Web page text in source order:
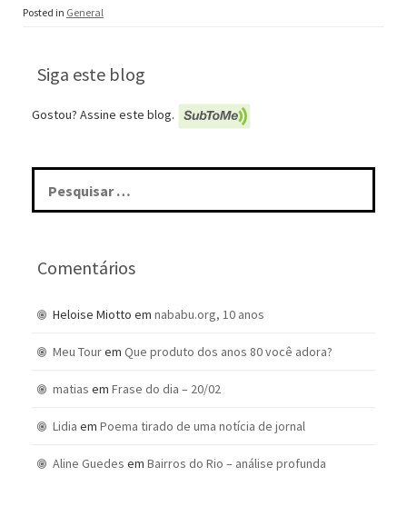
Posted in General
Siga este blog
Gostou? Assine este blog.
Pesquisar
por:
Comentários
Heloise Miotto em nababu.org, 10 anos
Meu Tourem Que produto dos anos 80 você adora?
matias em Frase do dia – 20/02
Lidia em Poema tirado de uma notícia de jornal
Aline Guedes em Bairros do Rio – análise profunda